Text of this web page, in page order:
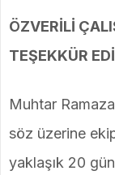
ÖZVERİLİ
TEŞEKKÜR
Muhtar
söz üzerine
yaklaşık 20